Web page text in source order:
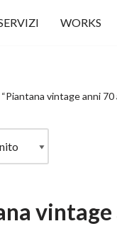
WORKS
vintage anni 70